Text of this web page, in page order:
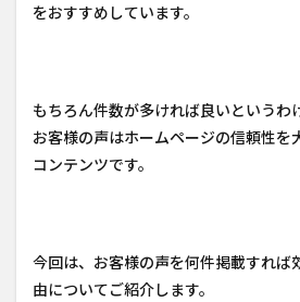
をおすすめしています。
もちろん件数が多ければ良いというわ
お客様の声はホームページの信頼性を
コンテンツです。
今回は、お客様の声を何件掲載すれば
由についてご紹介します。